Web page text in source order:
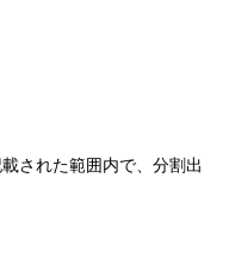
された範囲内で、分割出